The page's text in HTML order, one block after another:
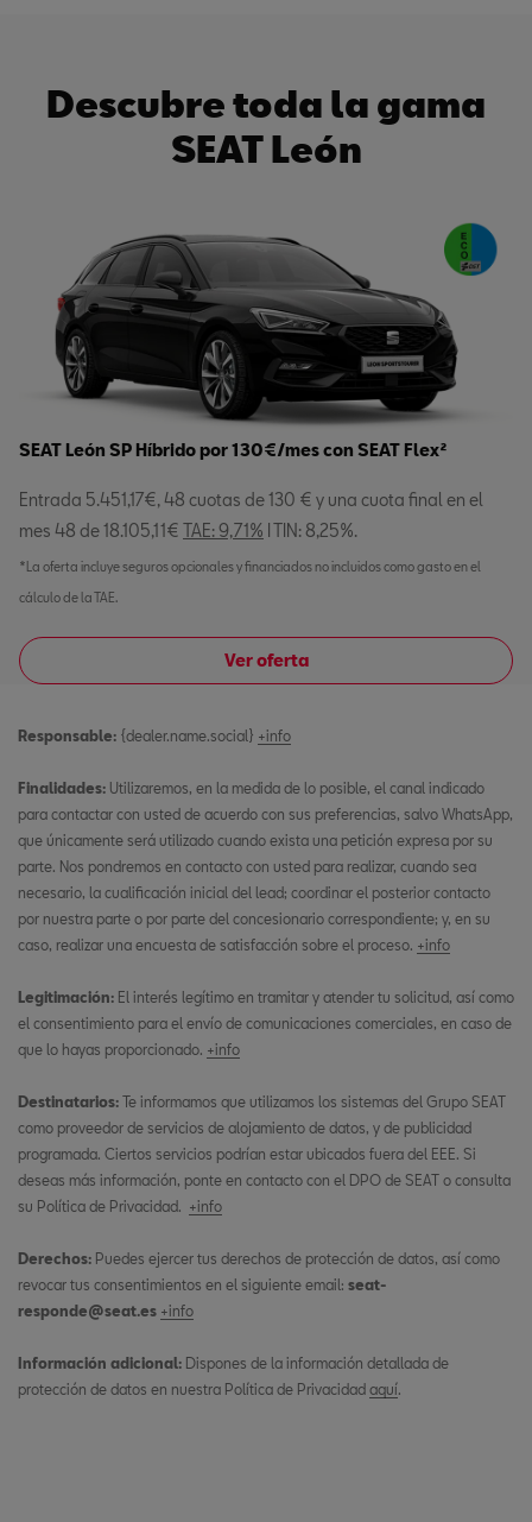
Descubre toda la gama
SEAT León
SEAT León SP Híbrido por 130€/mes con SEAT Flex²
Entrada 5.451,17€, 48 cuotas de 130 € y una cuota final en el
mes 48 de 18.105,11€ TAE: 9,71% I TIN: 8,25%.
*La oferta incluye seguros opcionales y financiados no incluidos como gasto en el
cálculo de la TAE.
Ver oferta
Responsable: {dealer.name.social} +info
Finalidades: Utilizaremos, en la medida de lo posible, el canal indicado
para contactar con usted de acuerdo con sus preferencias, salvo WhatsApp,
que únicamente será utilizado cuando exista una petición expresa por su
parte. Nos pondremos en contacto con usted para realizar, cuando sea
necesario, la cualificación inicial del lead; coordinar el posterior contacto
por nuestra parte o por parte del concesionario correspondiente; y, en su
caso, realizar una encuesta de satisfacción sobre el proceso. +info
Legitimación: El interés legítimo en tramitar y atender tu solicitud, así como
el consentimiento para el envío de comunicaciones comerciales, en caso de
que lo hayas proporcionado. +info
Destinatarios: Te informamos que utilizamos los sistemas del Grupo SEAT
como proveedor de servicios de alojamiento de datos, y de publicidad
programada. Ciertos servicios podrían estar ubicados fuera del EEE. Si
deseas más información, ponte en contacto con el DPO de SEAT o consulta
su Política de Privacidad. +info
Derechos: Puedes ejercer tus derechos de protección de datos, así como
revocar tus consentimientos en el siguiente email: seat-
responde@seat.es +info
Información adicional: Dispones de la información detallada de
protección de datos en nuestra Política de Privacidad aquí.